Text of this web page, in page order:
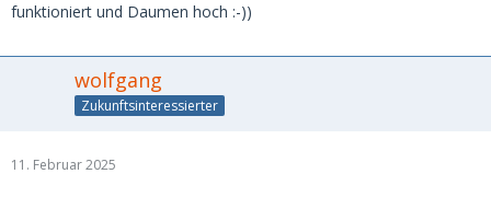
funktioniert und Daumen hoch :-))
wolfgang
Zukunftsinteressierter
11. Februar 2025